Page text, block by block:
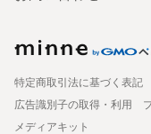
特定商取引法に基づく表記
広告識別子の取得・利用
メディアキット